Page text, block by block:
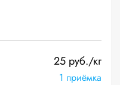
25 руб./кг
1 приёмка